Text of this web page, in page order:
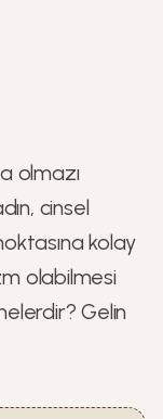
olmazı
cinsel
kolay
olabilmesi
Gelin